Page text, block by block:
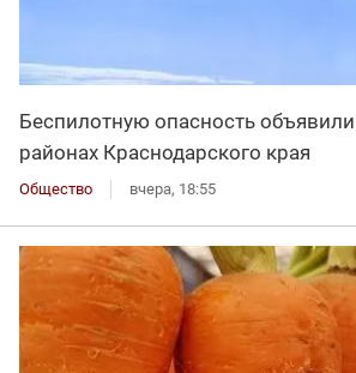
Беспилотную опасность
районах Краснодарского края
Общество вчера, 18:55